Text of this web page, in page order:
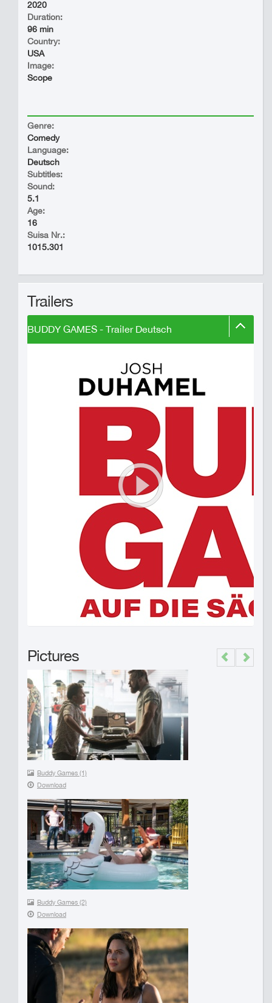
2020
Duration:
96 min
Country:
USA
Image:
Scope
Genre:
Comedy
Language:
Deutsch
Subtitles:
Sound:
5.1
Age:
16
Suisa Nr.:
1015.301
Trailers
BUDDY GAMES - Trailer Deutsch
Pictures
Buddy Games (1)
Download
Buddy Games (2)
Download
Previous
Next